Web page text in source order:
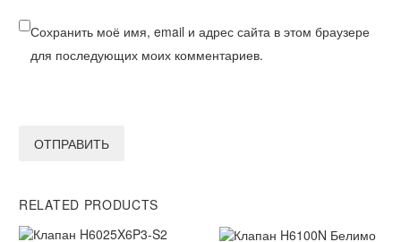
Сохранить моё имя, email и адрес сайта в этом браузере
для последующих моих комментариев.
ОТПРАВИТЬ
RELATED PRODUCTS